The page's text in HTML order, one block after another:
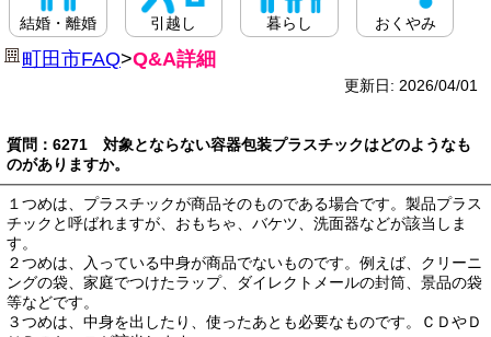
結婚・離婚 引越し 暮らし おくやみ
町田市FAQ>Q&A詳細
更新日: 2026/04/01
質問：6271 対象とならない容器包装プラスチックはどのようなも
のがありますか。
１つめは、プラスチックが商品そのものである場合です。製品プラス
チックと呼ばれますが、おもちゃ、バケツ、洗面器などが該当しま
す。
２つめは、入っている中身が商品でないものです。例えば、クリーニ
ングの袋、家庭でつけたラップ、ダイレクトメールの封筒、景品の袋
等などです。
３つめは、中身を出したり、使ったあとも必要なものです。ＣＤやＤ